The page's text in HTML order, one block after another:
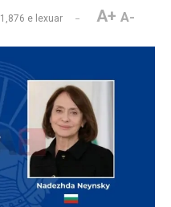
1,876 e lexuar A+ A-